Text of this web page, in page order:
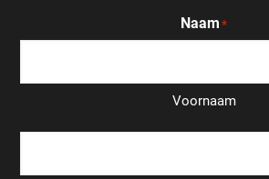
Naam *
Voornaam